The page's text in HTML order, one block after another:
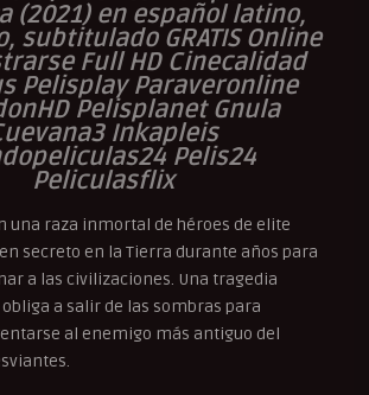
(2021) en español latino,
subtitulado GRATIS Online
Full HD Cinecalidad
Pelisplay Paraveronline
Pelisplanet Gnula
Inkapleis
Pelis24
Peliculasflix
una raza inmortal de héroes de elite
secreto en la Tierra durante años para
a las civilizaciones. Una tragedia
a salir de las sombras para
al enemigo más antiguo del